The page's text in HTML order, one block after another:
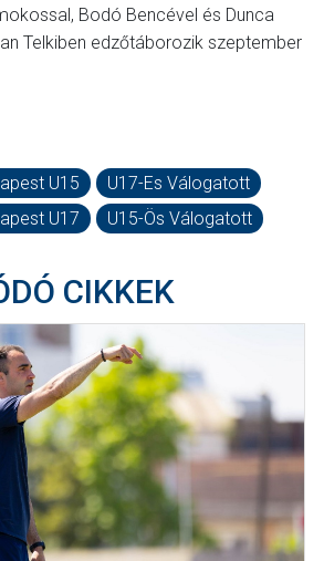
Bodó Bencével és Dunca
Telkiben edzőtáborozik szeptember
U15
U17-Es Válogatott
U17
U15-Ös Válogatott
CIKKEK